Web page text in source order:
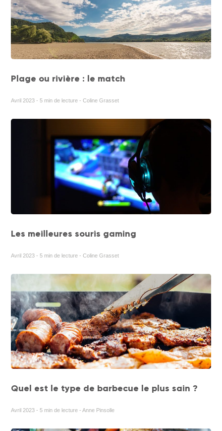
Plage ou rivière : le match
Avril 2023 - 5 min de lecture - Coline Grasset
Les meilleures souris gaming
Avril 2023 - 5 min de lecture - Coline Grasset
Quel est le type de barbecue le plus sain ?
Avril 2023 - 5 min de lecture - Anne Pinsolle